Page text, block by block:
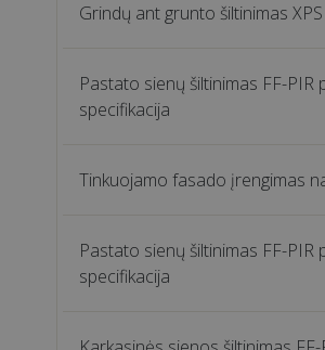
Grindų ant grunto šiltinimas
Pastato sienų šiltinimas FF-
specifikacija
Tinkuojamo fasado įrengimas
Pastato sienų šiltinimas FF-
specifikacija